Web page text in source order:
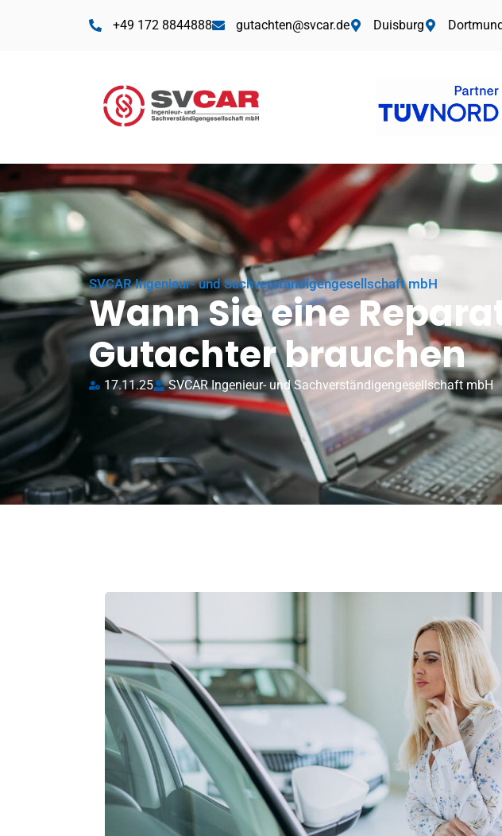
+49 172 8844888 gutachten@svcar.de Duisburg
SVCAR Ingenieur- und Sachverständigengesellschaft mbH
Wann Sie eine
Gutachter brauchen
17.11.25 SVCAR Ingenieur- und Sachverständigengesellschaft mbH